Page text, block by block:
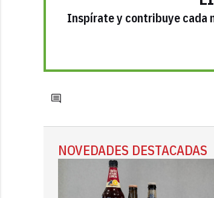
Inspírate y contribuye cada
NOVEDADES DESTACADAS